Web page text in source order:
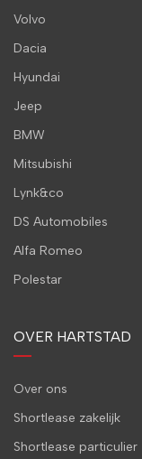
Volvo
Dacia
Hyundai
Jeep
BMW
Mitsubishi
Lynk&co
DS Automobiles
Alfa Romeo
Polestar
OVER HARTSTAD
Over ons
Shortlease zakelijk
Shortlease particulier